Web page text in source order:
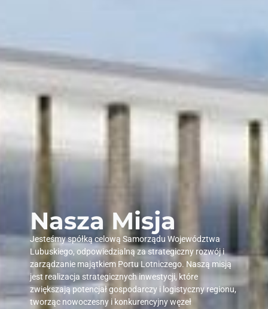
Nasza Misja
Jesteśmy spółką celową Samorządu Województwa
Lubuskiego, odpowiedzialną za strategiczny rozwój i
zarządzanie majątkiem Portu Lotniczego. Naszą misją
jest realizacja strategicznych inwestycji, które
zwiększają potencjał gospodarczy i logistyczny regionu,
tworząc nowoczesny i konkurencyjny węzeł